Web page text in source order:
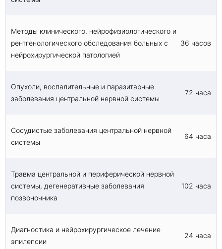
Методы клинического, нейрофизиологического и
рентгенологического обследования больных с
нейрохирургической патологией
36 часов
Опухоли, воспалительные и паразитарные
заболевания центральной нервной системы
72 часа
Сосудистые заболевания центральной нервной
системы
64 часа
Травма центральной и периферической нервной
системы, дегенеративные заболевания
позвоночника
102 часа
Диагностика и нейрохирургическое лечение
эпилепсии
24 часа